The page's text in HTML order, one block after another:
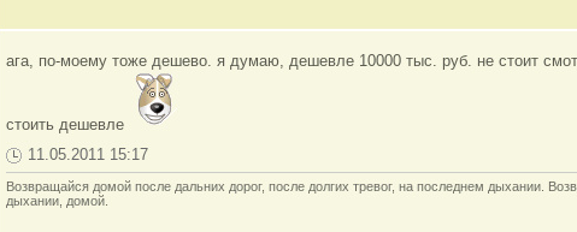
ага, по-моему тоже дешево. я думаю, дешевле 10000 тыс. руб. не стоит
стоить дешевле
11.05.2011 15:17
Возвращайся домой после дальних дорог, после долгих тревог, на последнем дыхании.
дыхании, домой.